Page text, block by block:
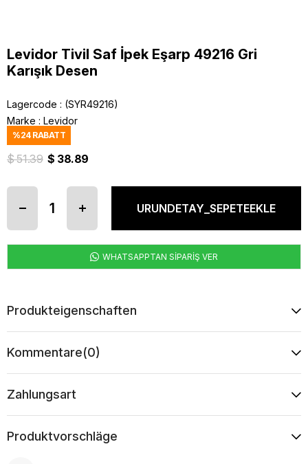
Levidor Tivil Saf İpek Eşarp 49216 Gri
Karışık Desen
Lagercode
(SYR49216)
Marke : Levidor
%24RABATT
$ 51.39 $ 38.89
WHATSAPPTAN SİPARİŞ VER
Produkteigenschaften
Kommentare(0)
Zahlungsart
Produktvorschläge